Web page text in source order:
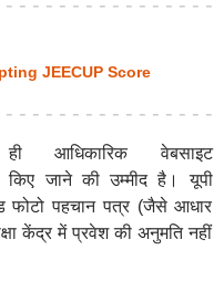
JEECUP Score
आधिकारिक वेबसाइट
किए जाने की उम्मीद है। यूपी
फोटो पहचान पत्र (जैसे आधार
केंद्र में प्रवेश की अनुमति नहीं